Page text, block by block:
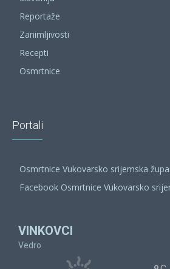
Reportaže
Zanimljivosti
Recepti
Osmrtnice
Portali
Osmrtnice Vukovarsko srijemska
Facebook Osmrtnice Vukovarsko
VINKOVCI
Vedro